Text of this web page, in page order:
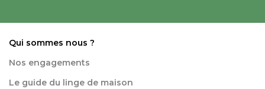
Qui sommes nous ?
Nos engagements
Le guide du linge de maison